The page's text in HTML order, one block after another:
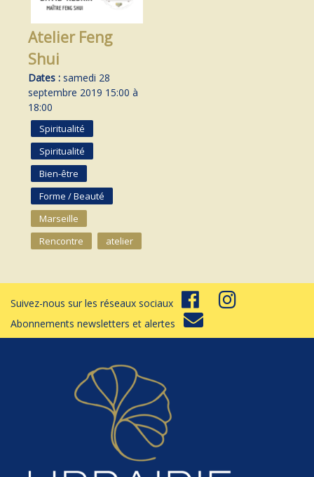
Atelier Feng
Shui
Dates : samedi 28
septembre 2019 15:00 à
18:00
Spiritualité
Spiritualité
Bien-être
Forme / Beauté
Marseille
Rencontre
atelier
Suivez-nous sur les réseaux sociaux
Abonnements newsletters et alertes